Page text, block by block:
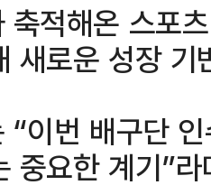
적해온 스포
새로운 성장
이번 배구단
중요한 계기”